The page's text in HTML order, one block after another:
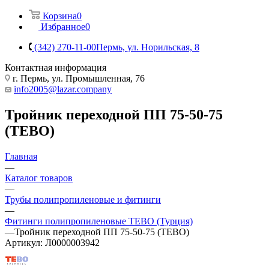
Корзина0
Избранное0
(342) 270-11-00Пермь, ул. Норильская, 8
Контактная информация
г. Пермь, ул. Промышленная, 76
info2005@lazar.company
Тройник переходной ПП 75-50-75
(TEBO)
Главная
—
Каталог товаров
—
Трубы полипропиленовые и фитинги
—
Фитинги полипропиленовые TEBO (Турция)
—Тройник переходной ПП 75-50-75 (TEBO)
Артикул: Л0000003942